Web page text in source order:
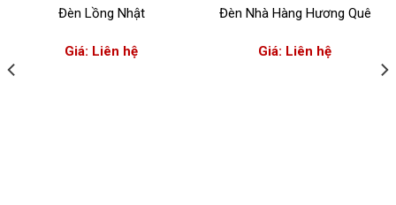
Đèn Lồng Nhật
Giá: Liên hệ
Đèn Nhà Hàng Hương Quê
Giá: Liên hệ